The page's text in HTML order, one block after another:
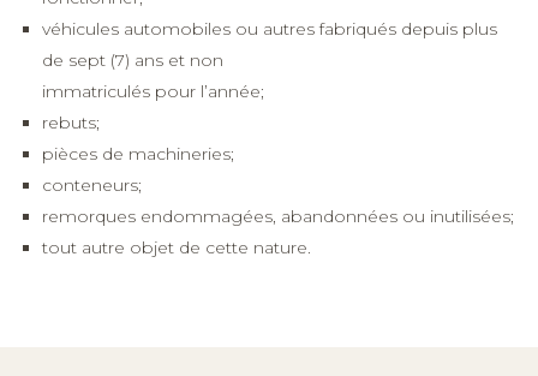
véhicules automobiles ou autres fabriqués depuis plus
de sept (7) ans et non
immatriculés pour l’année;
rebuts;
pièces de machineries;
conteneurs;
remorques endommagées, abandonnées ou inutilisées;
tout autre objet de cette nature.